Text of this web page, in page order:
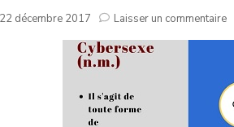
22 décembre 2017 Laisser un commentairesur